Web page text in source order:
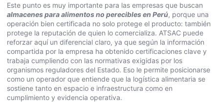
Este punto es muy importante para las empresas que buscan
almacenes para alimentos no perecibles en Perú, porque una
operación bien certificada no solo protege el producto: también
protege la reputación de quien lo comercializa. ATSAC puede
reforzar aquí un diferencial claro, ya que según la información
compartida por la empresa ha obtenido certificaciones clave y
trabaja cumpliendo con las normativas exigidas por los
organismos reguladores del Estado. Eso le permite posicionarse
como un operador que entiende que la logística alimentaria se
sostiene tanto en espacio e infraestructura como en
cumplimiento y evidencia operativa.